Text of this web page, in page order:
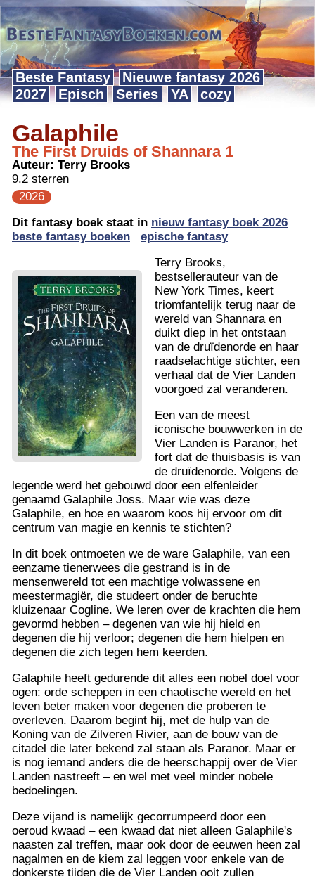
Beste Fantasy
Nieuwe fantasy 2026
2027
Episch Series YA cozy
Galaphile
The First Druids of Shannara 1
Auteur: Terry Brooks
9.2 sterren
2026
Dit fantasy boek staat in nieuw fantasy boek 2026
beste fantasy boeken
epische fantasy
Terry Brooks,
bestsellerauteur van de
New York Times, keert
triomfantelijk terug naar de
wereld van Shannara en
duikt diep in het ontstaan ​​
van de druïdenorde en haar
raadselachtige stichter, een
verhaal dat de Vier Landen
voorgoed zal veranderen.
Een van de meest
iconische bouwwerken in de
Vier Landen is Paranor, het
fort dat de thuisbasis is van
de druïdenorde. Volgens de
legende werd het gebouwd door een elfenleider
genaamd Galaphile Joss. Maar wie was deze
Galaphile, en hoe en waarom koos hij ervoor om dit
centrum van magie en kennis te stichten?
In dit boek ontmoeten we de ware Galaphile, van een
eenzame tienerwees die gestrand is in de
mensenwereld tot een machtige volwassene en
meestermagiër, die studeert onder de beruchte
kluizenaar Cogline. We leren over de krachten die hem
gevormd hebben – degenen van wie hij hield en
degenen die hij verloor; degenen die hem hielpen en
degenen die zich tegen hem keerden.
Galaphile heeft gedurende dit alles een nobel doel voor
ogen: orde scheppen in een chaotische wereld en het
leven beter maken voor degenen die proberen te
overleven. Daarom begint hij, met de hulp van de
Koning van de Zilveren Rivier, aan de bouw van de
citadel die later bekend zal staan ​​als Paranor. Maar er
is nog iemand anders die de heerschappij over de Vier
Landen nastreeft – en wel met veel minder nobele
bedoelingen.
Deze vijand is namelijk gecorrumpeerd door een
oeroud kwaad – een kwaad dat niet alleen Galaphile's
naasten zal treffen, maar ook door de eeuwen heen zal
nagalmen en de kiem zal leggen voor enkele van de
donkerste tijden die de Vier Landen ooit zullen